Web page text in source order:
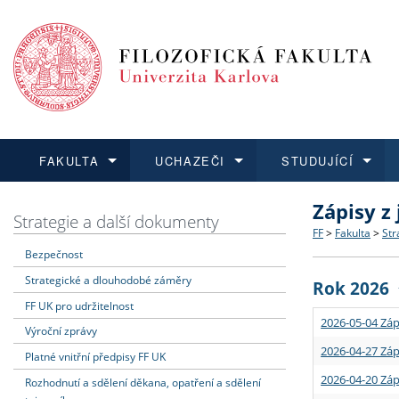
FAKULTA
Dozvědět se více
Struktura
Strategie
Podpora
UCHAZEČI
Podat přihlášku
Co
Učitelské
STUDUJÍCÍ
Dozvědět se více
Rigorózní
Dozvědět se více
O vědě a
Granty a
Dozvědět se více
Aktuální
Strategie a další dokumenty
Bezpečnost
Strategické a dlouhodobé záměry
FF UK pro udržitelnost
Výroční zprávy
Platné vnitřní předpisy FF UK
Rozhodnutí a sdělení děkana, opatření a sdělení
Zápisy
FF > Fakulta >
Rok 2026
2026-05-04
2026-04-27
2026-04-20